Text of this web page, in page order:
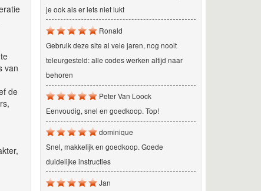
van
de
je ook als er iets niet lukt
Ronald
Gebruik deze site al vele jaren, nog nooit
teleurgesteld: alle codes werken altijd naar
behoren
Peter Van Loock
Eenvoudig, snel en goedkoop. Top!
dominique
Snel, makkelijk en goedkoop. Goede
duidelijke instructies
Jan